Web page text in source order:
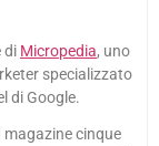
di Micropedia, uno
specializzato
di Google.
magazine cinque